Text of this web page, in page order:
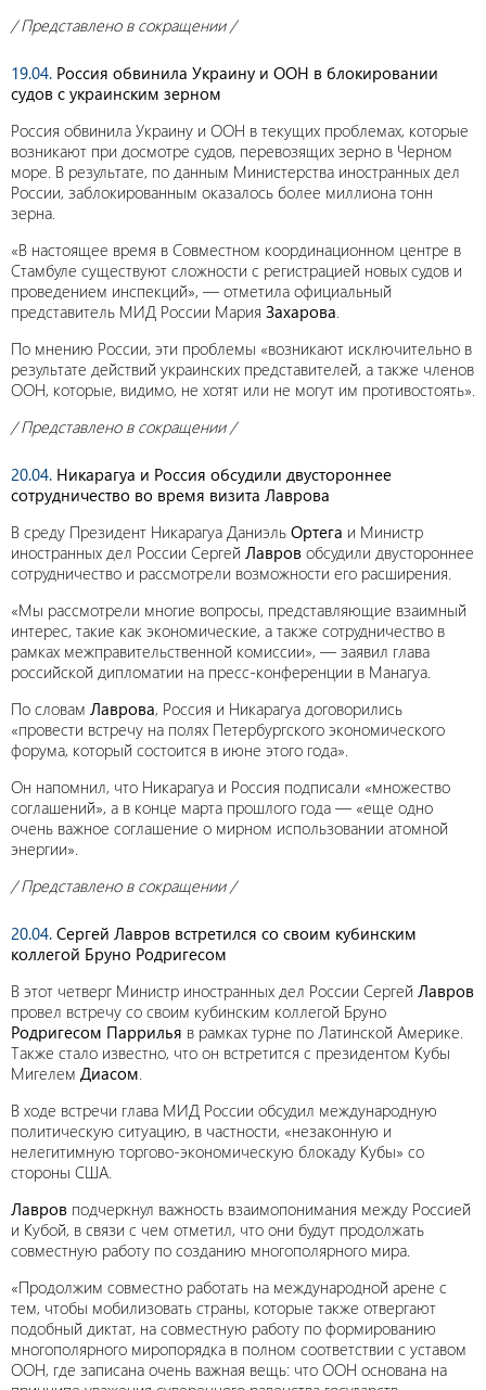
/ Представлено в сокращении /
19.04. Россия обвинила Украину и ООН в блокировании
судов с украинским зерном
Россия обвинила Украину и ООН в текущих проблемах, которые
возникают при досмотре судов, перевозящих зерно в Черном
море. В результате, по данным Министерства иностранных дел
России, заблокированным оказалось более миллиона тонн
зерна.
«В настоящее время в Совместном координационном центре в
Стамбуле существуют сложности с регистрацией новых судов и
проведением инспекций», — отметила официальный
представитель МИД России Мария Захарова.
По мнению России, эти проблемы «возникают исключительно в
результате действий украинских представителей, а также членов
ООН, которые, видимо, не хотят или не могут им противостоять».
/ Представлено в сокращении /
20.04. Никарагуа и Россия обсудили двустороннее
сотрудничество во время визита Лаврова
В среду Президент Никарагуа Даниэль Ортега и Министр
иностранных дел России Сергей Лавров обсудили двустороннее
сотрудничество и рассмотрели возможности его расширения.
«Мы рассмотрели многие вопросы, представляющие взаимный
интерес, такие как экономические, а также сотрудничество в
рамках межправительственной комиссии», — заявил глава
российской дипломатии на пресс-конференции в Манагуа.
По словам Лаврова, Россия и Никарагуа договорились
«провести встречу на полях Петербургского экономического
форума, который состоится в июне этого года».
Он напомнил, что Никарагуа и Россия подписали «множество
соглашений», а в конце марта прошлого года — «еще одно
очень важное соглашение о мирном использовании атомной
энергии».
/ Представлено в сокращении /
20.04. Сергей Лавров встретился со своим кубинским
коллегой Бруно Родригесом
В этот четверг Министр иностранных дел России Сергей Лавров
провел встречу со своим кубинским коллегой Бруно
Родригесом Паррилья в рамках турне по Латинской Америке.
Также стало известно, что он встретится с президентом Кубы
Мигелем Диасом.
В ходе встречи глава МИД России обсудил международную
политическую ситуацию, в частности, «незаконную и
нелегитимную торгово-экономическую блокаду Кубы» со
стороны США.
Лавров подчеркнул важность взаимопонимания между Россией
и Кубой, в связи с чем отметил, что они будут продолжать
совместную работу по созданию многополярного мира.
«Продолжим совместно работать на международной арене с
тем, чтобы мобилизовать страны, которые также отвергают
подобный диктат, на совместную работу по формированию
многополярного миропорядка в полном соответствии с уставом
ООН, где записана очень важная вещь: что ООН основана на